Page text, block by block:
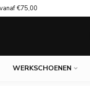
€75,00
WERKSCHOENEN